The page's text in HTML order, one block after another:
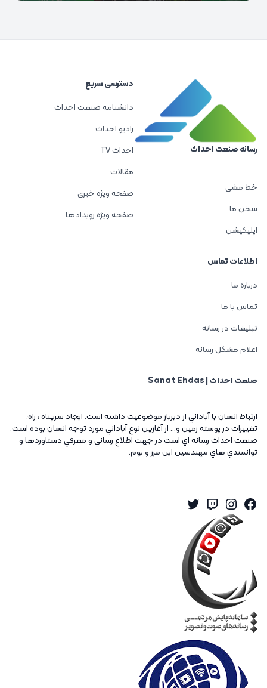
رسانه صنعت احداث
خط مشی
سخن ما
اپلیکیشن
دسترسی سریع
دانشنامه صنعت احداث
رادیو احداث
احداث TV
مقالات
صفحه ویژه خبری
صفحه ویژه رویدادها
اطلاعات تماس
درباره ما
تماس با ما
تبلیغات در رسانه
اعلام مشکل رسانه
صنعت احداث | Sanat Ehdas
ارتباط انسان با آباداني از ديرباز موضوعيت داشته است. ايجاد سرپناه ، راه،
تغييرات در پوسته زمين و... از آغازين نوع آباداني مورد توجه انسان بوده است.
صنعت احداث رسانه اي است در جهت اطلاع رساني و معرفي دستاوردها و
توانمندي هاي مهندسين اين مرز و بوم.
Facebook
Instagram
Twitch
Twitter